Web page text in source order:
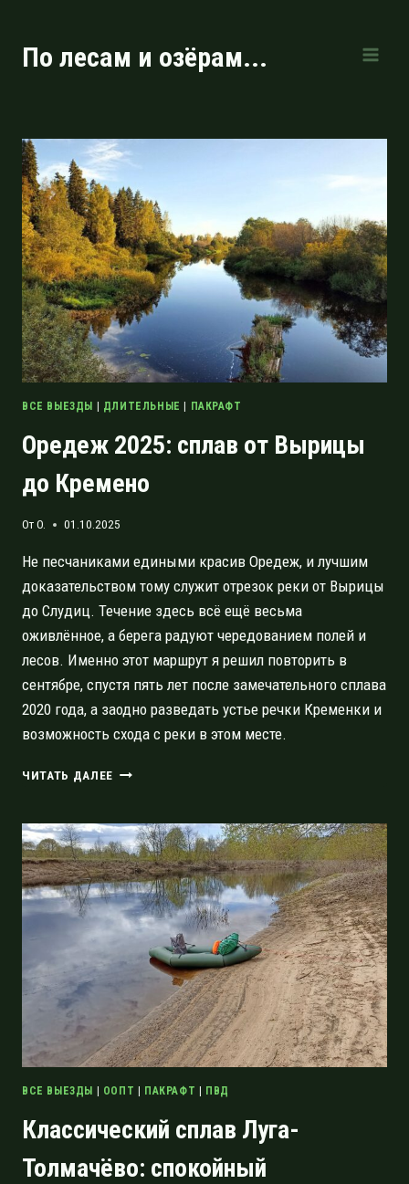
содержимому
По лесам и озёрам...
ВСЕ ВЫЕЗДЫ | ДЛИТЕЛЬНЫЕ | ПАКРАФТ
Оредеж 2025: сплав от Вырицы
до Кремено
ОтO. 01.10.2025
Не песчаниками едиными красив Оредеж, и лучшим
доказательством тому служит отрезок реки от Вырицы
до Слудиц. Течение здесь всё ещё весьма
оживлённое, а берега радуют чередованием полей и
лесов. Именно этот маршрут я решил повторить в
сентябре, спустя пять лет после замечательного сплава
2020 года, а заодно разведать устье речки Кременки и
возможность схода с реки в этом месте.
ЧИТАТЬ ДАЛЕЕ ОРЕДЕЖ
ОТ
ВЫРИЦЫ
ДО
КРЕМЕНО
ВСЕ ВЫЕЗДЫ | ООПТ | ПАКРАФТ | ПВД
Классический сплав Луга-
Толмачёво: спокойный